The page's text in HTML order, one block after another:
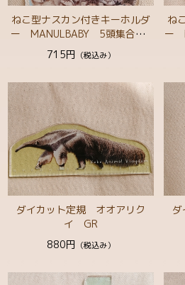
タオル・てぬぐい
ファッション
書籍
FOOD
キッチンウェア
靴下 ソックス
クッション・ファブリック
キーホルダー・小物類
ねこ型ナスカン付きキーホルダ
ー MANULBABY 5頭集合 2
026
715円 （税込み）
ね
ー
ダイカット定規 オオアリク
イ GR
880円 （税込み）